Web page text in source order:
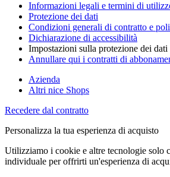
Informazioni legali e termini di
Protezione dei dati
Condizioni generali di contratto e
Dichiarazione di accessibilità
Impostazioni sulla protezione dei dati
Annullare qui i contratti di
Azienda
Altri nice Shops
Recedere dal contratto
Personalizza la tua esperienza di acquisto
Utilizziamo i cookie e altre tecnologie solo
individuale per offrirti un'esperienza di